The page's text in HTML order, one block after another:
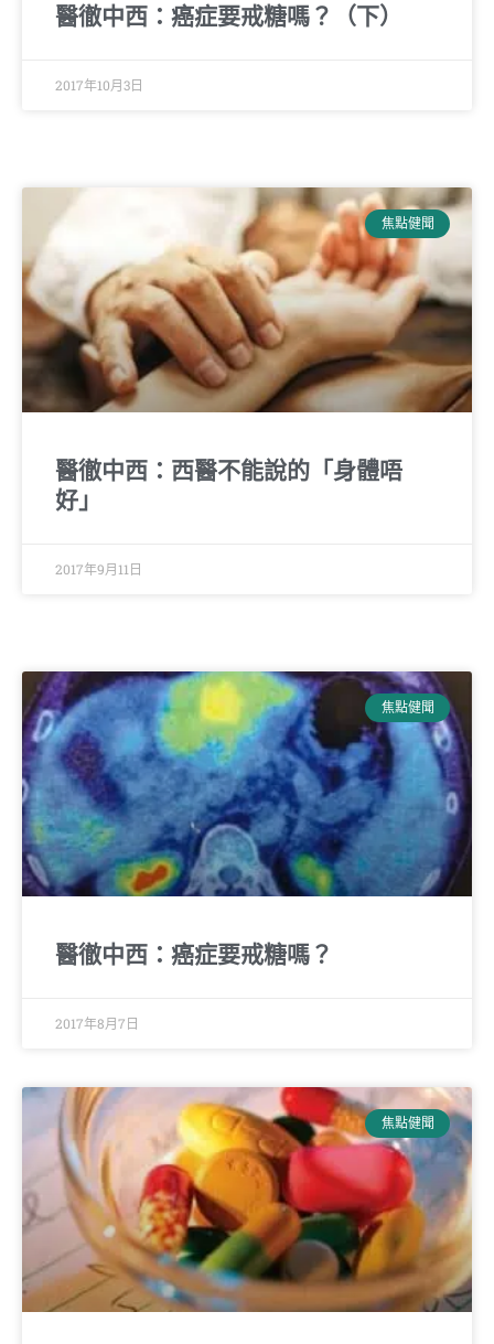
醫徹中西：癌症要戒糖嗎？（下）
2017年10月3日
焦點健聞
醫徹中西：西醫不能說的「身體唔
好」
2017年9月11日
焦點健聞
醫徹中西：癌症要戒糖嗎？
2017年8月7日
焦點健聞